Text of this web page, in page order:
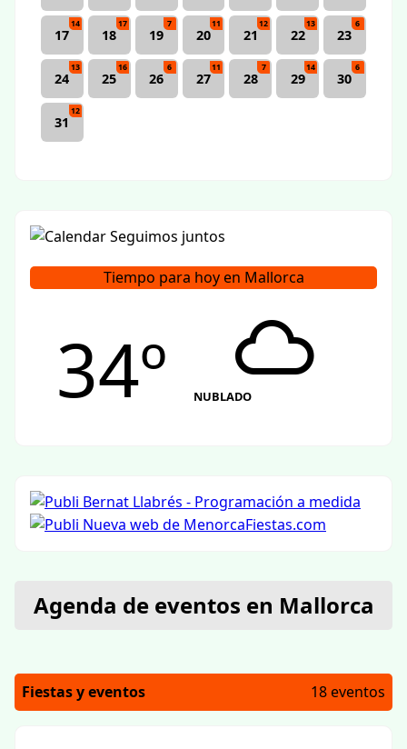
17
14
18
17
19
7
20
11
21
12
22
13
23
6
24
13
25
16
26
6
27
11
28
7
29
14
30
6
31
12
Tiempo para hoy en Mallorca
34º NUBLADO
Agenda de eventos en Mallorca
Fiestas y eventos 18 eventos